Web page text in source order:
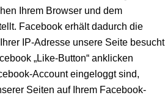
Ihrem Browser und dem
Facebook erhält dadurch die
IP-Adresse unsere Seite besucht
„Like-Button“ anklicken
Account eingeloggt sind,
Seiten auf Ihrem Facebook-